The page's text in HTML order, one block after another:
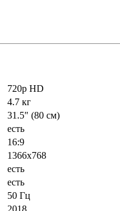
720p HD
4.7 кг
31.5" (80 см)
есть
16:9
1366x768
есть
есть
50 Гц
2018